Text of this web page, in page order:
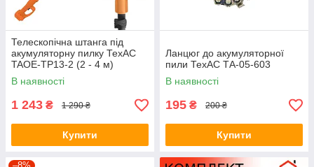
Телескопічна штанга під
акумуляторну пилку ТехАС
TAOE-TP13-2 (2 - 4 м)
В наявності
1 243 ₴ 1 290 ₴
Купити
Ланцюг до акумуляторної
пили ТехАС ТА-05-603
В наявності
195 ₴ 200 ₴
Купити